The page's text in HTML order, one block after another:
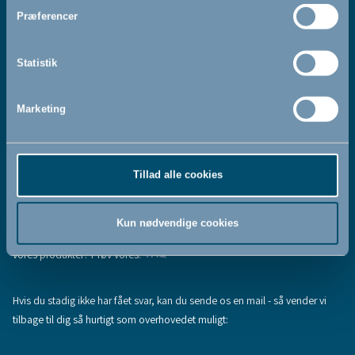
Præferencer
Statistik
Marketing
Tillad alle cookies
Kun nødvendige cookies
læst og accepteret vores
Cookiepolitik
Tilmeld
Fandt du ikke den information, du søgte, eller har du flere spørgsmål til
vores produkter? Prøv vores:FAQ
Hvis du stadig ikke har fået svar, kan du sende os en mail - så vender vi
tilbage til dig så hurtigt som overhovedet muligt: